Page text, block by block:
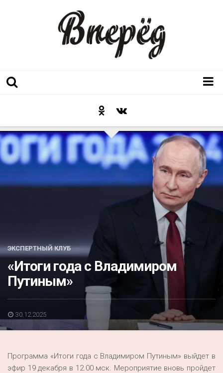
Послесловие к празднику
Факт
К 70-летию районного Дома культуры
Конкурс
Люди родного края
Национальные проекты
Память
Перепись — 2020
ЭКСПЕРТНЫЙ КЛУБ
«Итоги года с Владимиром
Путиным»
30.12.2025
Программа «Итоги года с Владимиром Путиным» выйдет в
эфир 19 декабря в 12.00 мск. Мероприятие вновь пройдет